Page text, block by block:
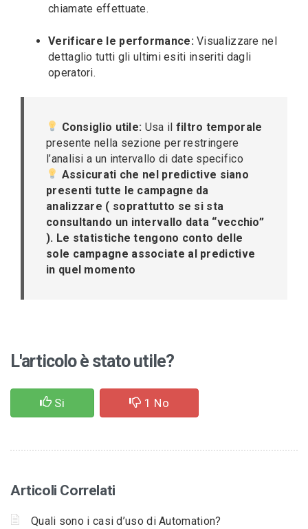
chiamate effettuate.
Verificare le performance: Visualizzare nel
dettaglio tutti gli ultimi esiti inseriti dagli
operatori.
Consiglio utile: Usa il filtro temporale
presente nella sezione per restringere
l’analisi a un intervallo di date specifico
Assicurati che nel predictive siano
presenti tutte le campagne da
analizzare ( soprattutto se si sta
consultando un intervallo data “vecchio”
). Le statistiche tengono conto delle
sole campagne associate al predictive
in quel momento
L'articolo è stato utile?
Si 1 No
Articoli Correlati
Quali sono i casi d’uso di Automation?